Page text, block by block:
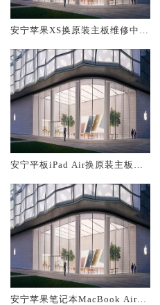
安宁苹果XS换原装主板维修中心
安宁平板iPad Air换原装主板维
安宁苹果笔记本MacBook Air换